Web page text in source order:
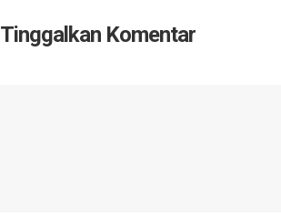
Tinggalkan Komentar